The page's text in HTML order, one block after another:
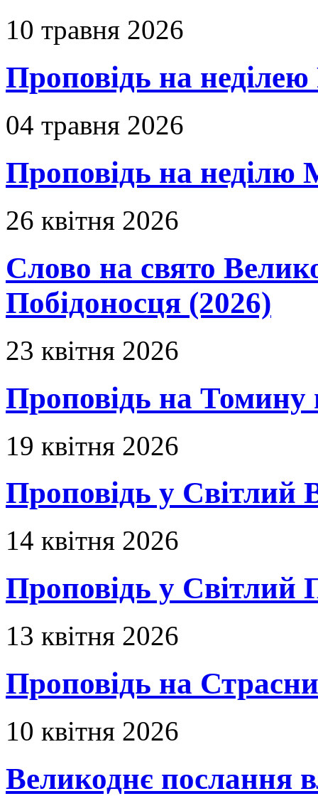
10 травня 2026
Проповідь на неділею
04 травня 2026
Проповідь на неділю
26 квітня 2026
Слово на свято
Побідоносця (2026)
23 квітня 2026
Проповідь на Томину
19 квітня 2026
Проповідь у Світлий
14 квітня 2026
Проповідь у Світлий
13 квітня 2026
Проповідь на
10 квітня 2026
Великоднє послання